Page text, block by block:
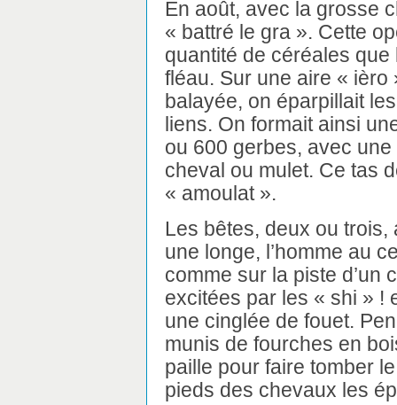
En août, avec la grosse
« battré le gra ». Cette
quantité de céréales que
fléau. Sur une aire «
balayée, on éparpillait
liens. On formait ainsi
ou 600 gerbes, avec
cheval ou mulet. Ce tas
« amoulat ».
Les bêtes, deux ou
une longe, l’homme au
comme sur la piste d’un
excitées par les « shi » !
une cinglée de fouet.
munis de fourches en
paille pour faire tomber
pieds des chevaux les